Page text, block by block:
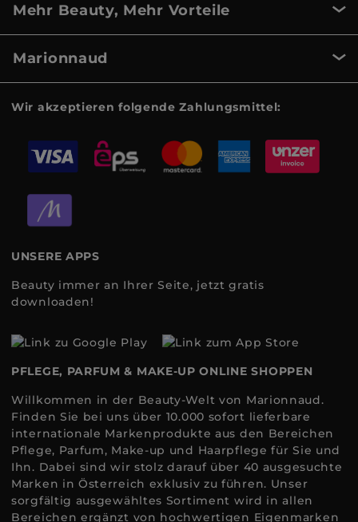
Mehr Beauty, Mehr Vorteile
Marionnaud
Wir akzeptieren folgende Zahlungsmittel:
UNSERE APPS
Beauty immer an Ihrer Seite, jetzt gratis
downloaden!
PFLEGE, PARFUM & MAKE-UP ONLINE SHOPPEN
Willkommen in der Beauty-Welt von Marionnaud.
Finden Sie bei uns über 10.000 sofort lieferbare
internationale Markenprodukte aus den Bereichen
Pflege, Parfum, Make-up und Haarpflege für Sie und
Ihn. Dabei sind wir stolz darauf über 40 ausgesuchte
Marken in Österreich exklusiv zu führen. Unser
sorgfältig ausgewähltes Sortiment wird in allen
Bereichen ergänzt von hochwertigen Eigenmarken